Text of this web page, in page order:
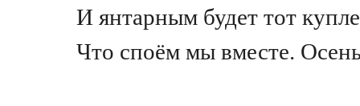
И янтарным будет тот
Что споём мы вместе.